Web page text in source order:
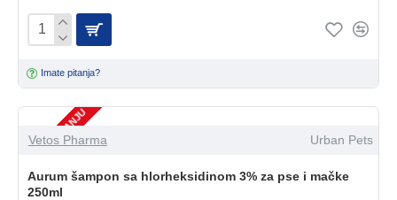
Imate pitanja?
NEMA NA STANJU
Vetos Pharma Urban Pets
Aurum šampon sa hlorheksidinom 3% za pse i mačke
250ml